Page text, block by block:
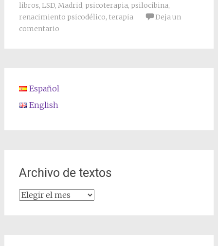
libros, LSD, Madrid, psicoterapia, psilocibina,
renacimiento psicodélico, terapia
Deja un
comentario
Español
English
Archivo de textos
Archivo